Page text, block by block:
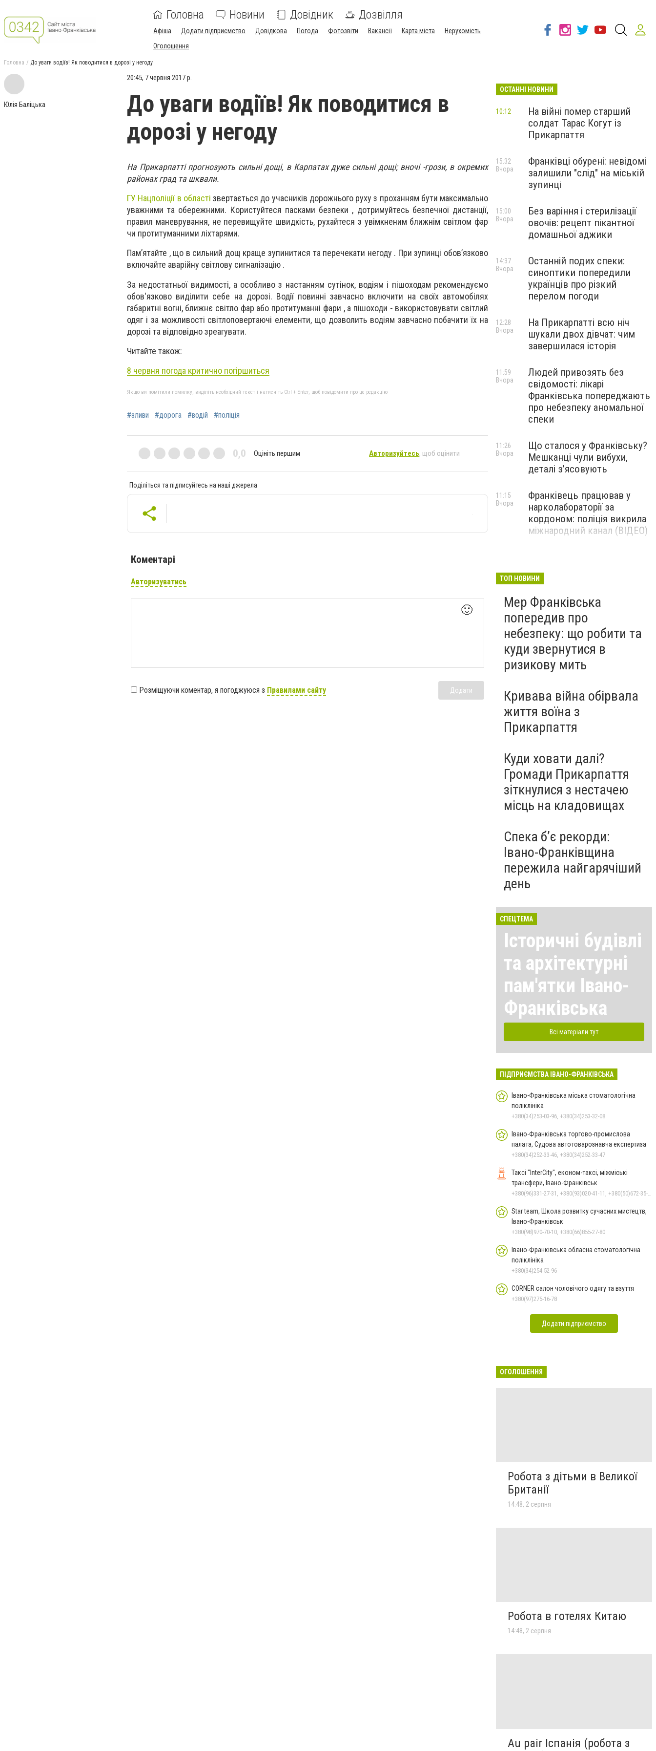
Головна Новини Довідник Дозвілля
Афіша Додати підприємство Довідкова Погода Фотозвіти Вакансії Карта міста
Нерухомість
Оголошення
Головна До уваги водіїв! Як поводитися в дорозі у негоду
Юлія Баліцька
20:45, 7 червня 2017 р.
До уваги водіїв! Як поводитися в
дорозі у негоду
На Прикарпатті прогнозують сильні дощі, в Карпатах дуже сильні дощі; вночі -грози, в окремих
районах град та шквали.
ГУ Нацполіції в області звертається до учасників дорожнього руху з проханням бути максимально
уважними та обережними. Користуйтеся пасками безпеки , дотримуйтесь безпечної дистанції,
правил маневрування, не перевищуйте швидкість, рухайтеся з увімкненим ближнім світлом фар
чи протитуманними ліхтарями.
Пам’ятайте , що в сильний дощ краще зупинитися та перечекати негоду . При зупинці обов’язково
включайте аварійну світлову сигналізацію .
За недостатньої видимості, а особливо з настанням сутінок, водіям і пішоходам рекомендуємо
обов'язково виділити себе на дорозі. Водії повинні завчасно включити на своїх автомобілях
габаритні вогні, ближнє світло фар або протитуманні фари , а пішоходи - використовувати світлий
одяг і за можливості світлоповертаючі елементи, що дозволить водіям завчасно побачити їх на
дорозі та відповідно зреагувати.
Читайте також:
8 червня погода критично погіршиться
Якщо ви помітили помилку, виділіть необхідний текст і натисніть Ctrl + Enter, щоб повідомити про це редакцію
#зливи #дорога #водій #поліція
0,0 Оцініть першим Авторизуйтесь, щоб оцінити
Поділіться та підписуйтесь на наші джерела
Коментарі
Авторизуватись
🙂
Розміщуючи коментар, я погоджуюся з Правилами сайту Додати
ОСТАННІ НОВИНИ
На війні помер старший
солдат Тарас Когут із
Прикарпаття
10:12
Франківці обурені: невідомі
залишили "слід" на міській
зупинці
15:32
Вчора
Без варіння і стерилізації
овочів: рецепт пікантної
домашньої аджики
15:00
Вчора
Останній подих спеки:
синоптики попередили
українців про різкий
перелом погоди
14:37
Вчора
На Прикарпатті всю ніч
шукали двох дівчат: чим
завершилася історія
12:28
Вчора
Людей привозять без
свідомості: лікарі
Франківська попереджають
про небезпеку аномальної
спеки
11:59
Вчора
Що сталося у Франківську?
Мешканці чули вибухи,
деталі з’ясовують
11:26
Вчора
Франківець працював у
нарколабораторії за
кордоном: поліція викрила
міжнародний канал (ВІДЕО)
11:15
Вчора
ТОП НОВИНИ
Мер Франківська
попередив про
небезпеку: що робити та
куди звернутися в
ризикову мить
Кривава війна обірвала
життя воїна з
Прикарпаття
Куди ховати далі?
Громади Прикарпаття
зіткнулися з нестачею
місць на кладовищах
Спека б’є рекорди:
Івано-Франківщина
пережила найгарячіший
день
СПЕЦТЕМА
Історичні будівлі
та архітектурні
пам'ятки Івано-
Франківська
Всі матеріали тут
ПІДПРИЄМСТВА ІВАНО-ФРАНКІВСЬКА
Івано-Франківська міська стоматологічна
поліклініка
+380(34)253-03-96, +380(34)253-32-08
Івано-Франківська торгово-промислова
палата, Судова автотоварознавча експертиза
+380(34)252-33-46, +380(34)252-33-47
Таксі "InterCity", економ-таксі, міжміські
трансфери, Івано-Франківськ
Star team, Школа розвитку сучасних мистецтв,
Івано-Франківськ
+380(98)970-70-10, +380(66)855-27-80
Івано-Франківська обласна стоматологічна
поліклініка
+380(34)254-52-96
CORNER салон чоловічого одягу та взуття
+380(97)275-16-78
Додати підприємство
ОГОЛОШЕННЯ
Робота з дітьми в Великої
Британії
14:48, 2 серпня
Робота в готелях Китаю
14:48, 2 серпня
Au pair Іспанія (робота з